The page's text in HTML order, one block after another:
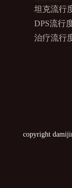
坦克流行
DPS流行
治疗流行
copyright